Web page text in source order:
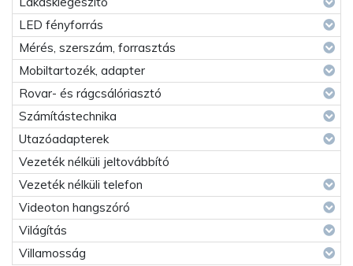
LED fényforrás
Mérés, szerszám, forrasztás
Mobiltartozék, adapter
Rovar- és rágcsálóriasztó
Számítástechnika
Utazóadapterek
Vezeték nélküli jeltovábbító
Vezeték nélküli telefon
Videoton hangszóró
Világítás
Villamosság